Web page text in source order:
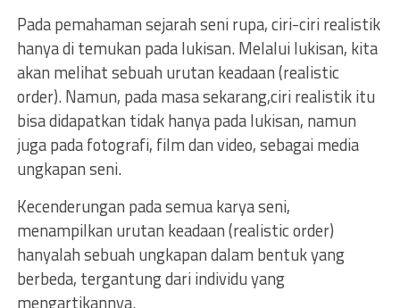
Pada pemahaman sejarah seni rupa, ciri-ciri realistik
hanya di temukan pada lukisan. Melalui lukisan, kita
akan melihat sebuah urutan keadaan (realistic
order). Namun, pada masa sekarang,ciri realistik itu
bisa didapatkan tidak hanya pada lukisan, namun
juga pada fotografi, film dan video, sebagai media
ungkapan seni.
Kecenderungan pada semua karya seni,
menampilkan urutan keadaan (realistic order)
hanyalah sebuah ungkapan dalam bentuk yang
berbeda, tergantung dari individu yang
mengartikannya.